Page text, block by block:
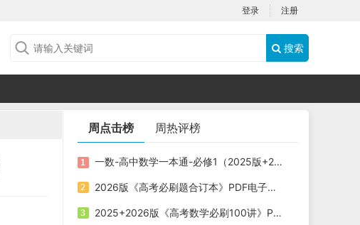
登录 注册
搜索
周点击榜 周热评榜
一数-高中数学一本通-必修1（2025版+2026版）PDF下载
2026版《高考必刷题合订本》PDF电子版下载
2025+2026版《高考数学必刷100讲》PDF电子版下载